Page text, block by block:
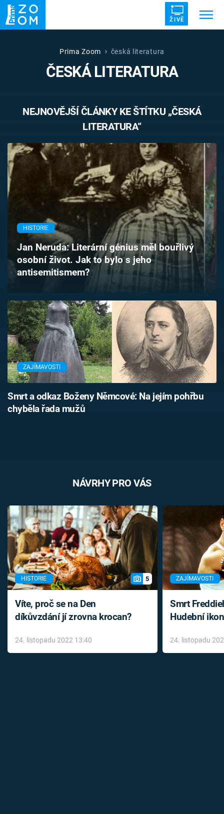
ŽIVĚ
ZRÁDCI UFO DRUHÁ SVĚTOVÁ VÁLKA
VETŘELCI DÁVNOVĚKU
Témata
Časopis
Sledujte prima+
Sledujte nás
Prima Zoom česká literatura
ČESKÁ LITERATURA
NEJNOVĚJŠÍ ČLÁNKY KE ŠTÍTKU „ČESKÁ
LITERATURA“
HISTORIE
Jan Neruda: Literární génius měl bouřlivý
osobní život. Jak to bylo s jeho
antisemitismem?
ZAJÍMAVOSTI
Smrt a odkaz Boženy Němcové: Na jejím pohřbu
chyběla řada mužů
NÁVRHY PRO VÁS
HISTORIE 5
Víte, proč se na Den
díkůvzdání jí zrovna krocan?
24. listopadu 2022 13:40
ZAJÍMAVOSTI
Smrt
Hudební
léky
24. listopadu